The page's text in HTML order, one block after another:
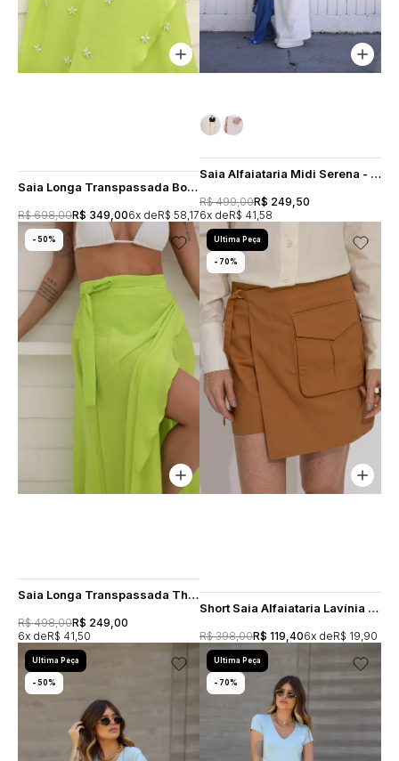
Saia Longa Transpassada Bordado Flowers Thainá - Verde Lima
R$ 698,00R$ 349,006x R$ 58,17
Saia Alfaiataria Midi Serena - Branca
R$ 499,00R$ 249,50
6x
R$ 41,58
50%
Saia Longa Transpassada Thainá - Verde Lima
R$ 498,00R$ 249,00
6x
R$ 41,50
70%
Ultima Peça
Short Saia Alfaiataria Lavínia - Camel
R$ 398,00R$ 119,406x R$ 19,90
50%
Ultima Peça
70%
Ultima Peça